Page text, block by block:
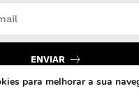
ENVIAR
para melhorar a sua